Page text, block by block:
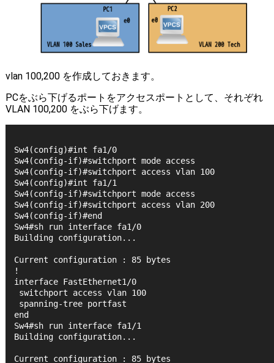
vlan 100,200 を作成しておきます。
PCをぶら下げるポートをアクセスポートとして、それぞれ
VLAN 100,200 をぶら下げます。
Sw4(config)#int fa1/0
Sw4(config-if)#switchport mode access
Sw4(config-if)#switchport access vlan 100
Sw4(config)#int fa1/1
Sw4(config-if)#switchport mode access
Sw4(config-if)#switchport access vlan 200
Sw4(config-if)#end
Sw4#sh run interface fa1/0
Building configuration...
Current configuration : 85 bytes
!
interface FastEthernet1/0
switchport access vlan 100
spanning-tree portfast
end
Sw4#sh run interface fa1/1
Building configuration...
Current configuration : 85 bytes